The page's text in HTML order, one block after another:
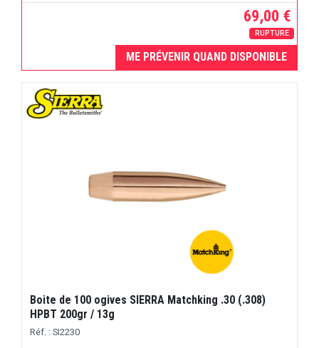
69,00 €
RUPTURE
ME PRÉVENIR QUAND DISPONIBLE
Boite de 100 ogives SIERRA Matchking .30 (.308)
HPBT 200gr / 13g
Réf. : SI2230